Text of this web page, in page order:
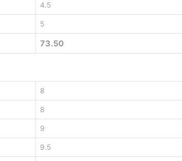
4.5
5
73.50
8
8
9
9.5